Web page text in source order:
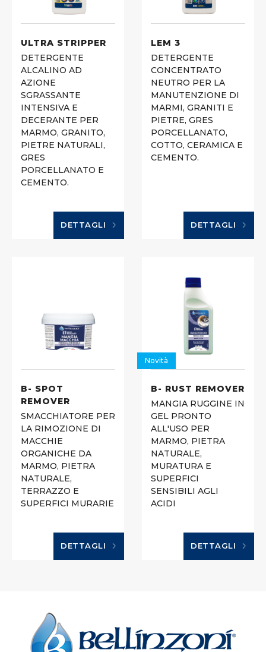
ULTRA STRIPPER
DETERGENTE
ALCALINO AD
AZIONE
SGRASSANTE
INTENSIVA E
DECERANTE PER
MARMO, GRANITO,
PIETRE NATURALI,
GRES
PORCELLANATO E
CEMENTO.
DETTAGLI
LEM 3
DETERGENTE
CONCENTRATO
NEUTRO PER LA
MANUTENZIONE DI
MARMI, GRANITI E
PIETRE, GRES
PORCELLANATO,
COTTO, CERAMICA E
CEMENTO.
DETTAGLI
B- SPOT
REMOVER
SMACCHIATORE PER
LA RIMOZIONE DI
MACCHIE
ORGANICHE DA
MARMO, PIETRA
NATURALE,
TERRAZZO E
SUPERFICI MURARIE
DETTAGLI
Novità
B- RUST REMOVER
MANGIA RUGGINE IN
GEL PRONTO
ALL'USO PER
MARMO, PIETRA
NATURALE,
MURATURA E
SUPERFICI
SENSIBILI AGLI
ACIDI
DETTAGLI